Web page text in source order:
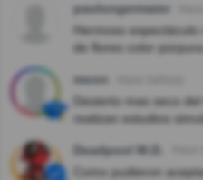
paulungermaier
Hermoso
de flores color
moon
Desierto mas seco
realizan estudios
Deadpool M.D.
Como pudieron